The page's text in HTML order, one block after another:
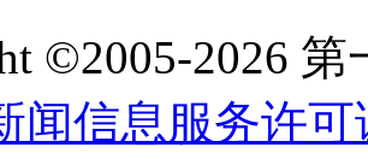
©2005-2026
闻信息服务许